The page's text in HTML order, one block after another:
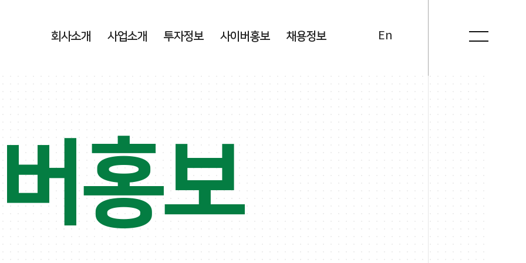
회사소개 사업소개 투자정보 사이버홍보 채용정보 En
홍보